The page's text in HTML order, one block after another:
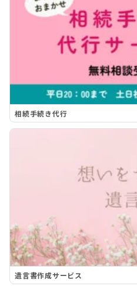
相続手続き代行
遺言書作成サービス